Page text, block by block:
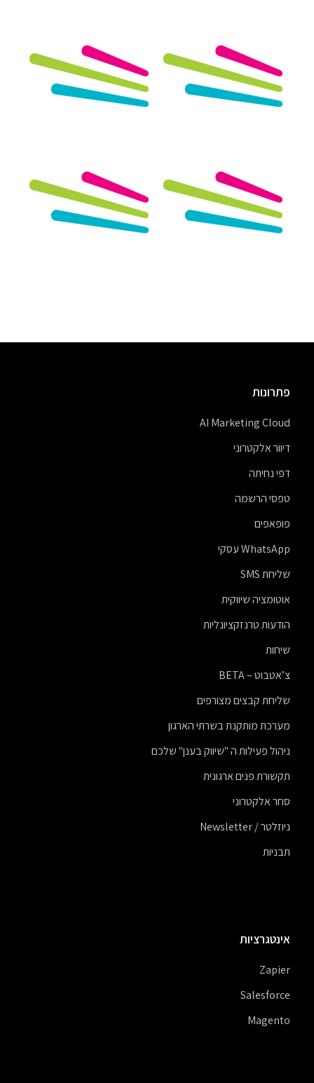
פתרונות
AI Marketing Cloud
דיוור אלקטרוני
דפי נחיתה
טפסי הרשמה
פופאפים
WhatsApp עסקי
שליחת SMS
אוטומציה שיווקית
הודעות טרנזקציונליות
שיחות
צ’אטבוט – BETA
שליחת קבצים מצורפים
מערכת מותקנת בשרתי הארגון
ניהול פעילות ה "שיווק בענן" שלכם
תקשורת פנים ארגונית
סחר אלקטרוני
ניוזלטר / Newsletter
תבניות
אינטגרציות
Zapier
Salesforce
Magento